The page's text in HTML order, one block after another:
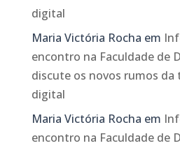
digital
Maria Victória Rocha em
encontro na Faculdade de
discute os novos rumos
digital
Maria Victória Rocha em
encontro na Faculdade de